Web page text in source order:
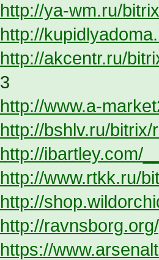
http://ya-wm.ru/
http://
http://akcentr.ru/
3
http://www.a-
http://bshlv.ru/
http://ibartley.com/
http://www.rtkk.ru/
http://
http://
https://